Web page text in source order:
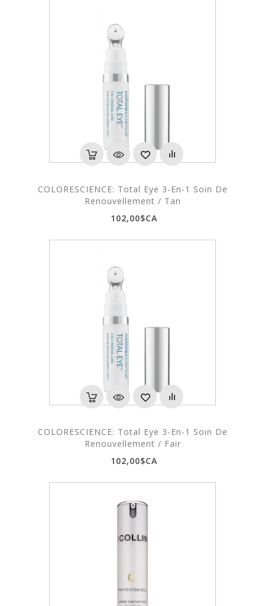
COLORESCIENCE: Total Eye 3-En-1 Soin De
Renouvellement / Tan
102,00$CA
COLORESCIENCE: Total Eye 3-En-1 Soin De
Renouvellement / Fair
102,00$CA